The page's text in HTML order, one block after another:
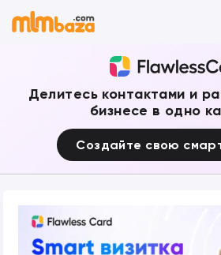
Делитесь контактами и
бизнесе в одно
Создайте свою